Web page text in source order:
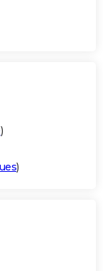
)
)